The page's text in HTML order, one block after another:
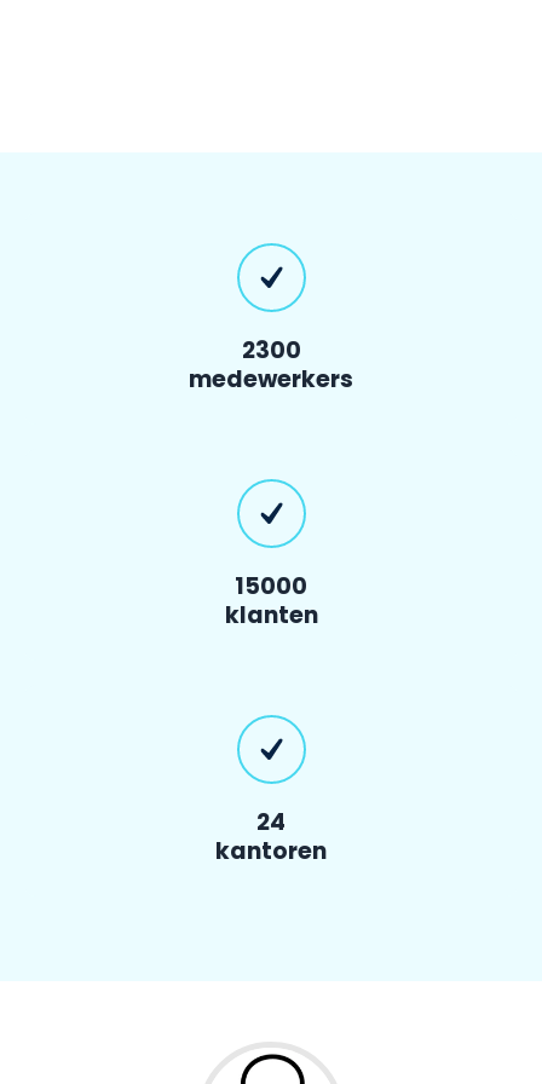
2300
medewerkers
15000
klanten
24
kantoren